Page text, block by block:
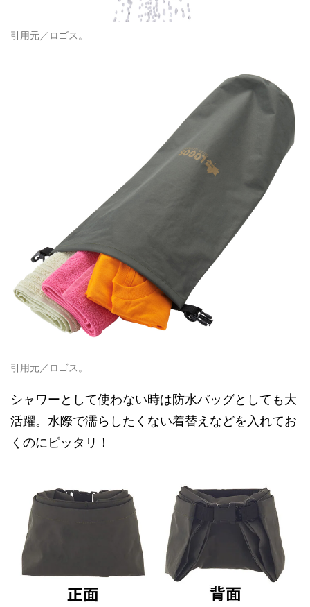
引用元／ロゴス。
引用元／ロゴス。
シャワーとして使わない時は防水バッグとしても大
活躍。水際で濡らしたくない着替えなどを入れてお
くのにピッタリ！